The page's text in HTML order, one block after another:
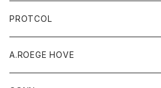
PROTCOL
A.ROEGE HOVE